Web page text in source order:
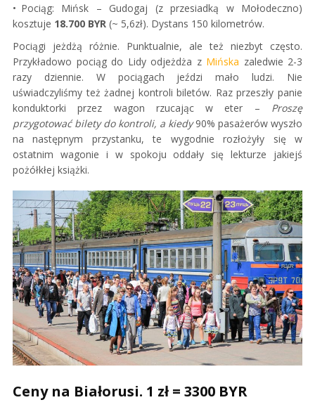
Pociąg: Mińsk – Gudogaj (z przesiadką w Mołodeczno)
kosztuje 18.700 BYR (~ 5,6zł). Dystans 150 kilometrów.
Pociągi jeżdżą różnie. Punktualnie, ale też niezbyt często.
Przykładowo pociąg do Lidy odjeżdża z Mińska zaledwie 2-3
razy dziennie. W pociągach jeździ mało ludzi. Nie
uświadczyliśmy też żadnej kontroli biletów. Raz przeszły panie
konduktorki przez wagon rzucając w eter – Proszę
przygotować bilety do kontroli, a kiedy90% pasażerów wyszło
na następnym przystanku, te wygodnie rozłożyły się w
ostatnim wagonie i w spokoju oddały się lekturze jakiejś
pożółkłej książki.
Ceny na Białorusi. 1 zł = 3300 BYR